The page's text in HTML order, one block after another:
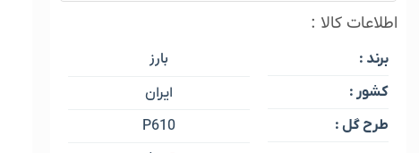
اطلاعات کالا :
برند :
کشور :
طرح گل :
بارز
ایران
P610